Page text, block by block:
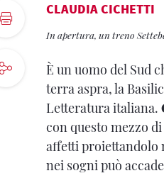
CLAUDIA CICHETTI
In apertura, un treno
È un uomo del Sud
terra aspra, la
Letteratura italiana.
con questo mezzo
affetti proiettandolo
nei sogni può